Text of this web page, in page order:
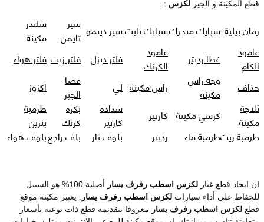
قطع المكينة و الجير لكزس :
رمان بيلية سبايك متحركسبايك ثابتسير دينمو سير
تايمن
سلندر
مكينة
عامود
الكام
غطا رديتر
عامود
الكرنك
فلتر ديزل فلتر زيت فلتر هواء
حذاف
وجه راس
مكينة
راس مكينة لي
عصا
الجير
اكزوز
ثلاجة
مكينة
كرسي مكينة كارتير
سدادة
كارتير
بكرة
كرنك
طرمبة
بنزين
طرمبة زيتطرمبة ماء رديتر بلوف نار بلف راجعبلوف هواء
ان ايجاد قطع غيار لكزس اسطب رفرف يسار
أصلية 100% هو السبيل
للحفاظ على أداء سيارات لكزس اسطب رفرف يسار
. يعتبر مكينة موقع
قطع لكزس اسطب رفرف يسار معروفا بتقديمه قطع ذات نوعية بأسعار